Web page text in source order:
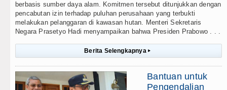
berbasis sumber daya alam. Komitmen tersebut ditunjukkan dengan
pencabutan izin terhadap puluhan perusahaan yang terbukti
melakukan pelanggaran di kawasan hutan. Menteri Sekretaris
Negara Prasetyo Hadi menyampaikan bahwa Presiden Prabowo . . .
Berita Selengkapnya ▸
Bantuan untuk
Pengendalian